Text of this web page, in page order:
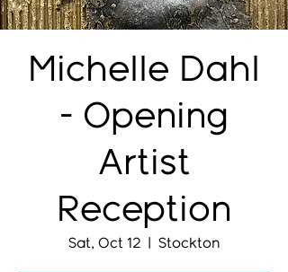
Michelle Dahl
- Opening
Artist
Reception
Sat, Oct 12 Stockton